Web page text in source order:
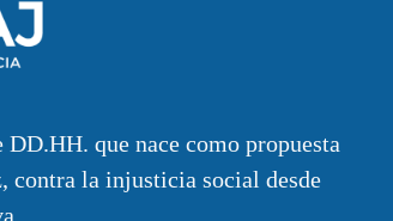
que nace como propuesta
contra la injusticia social desde